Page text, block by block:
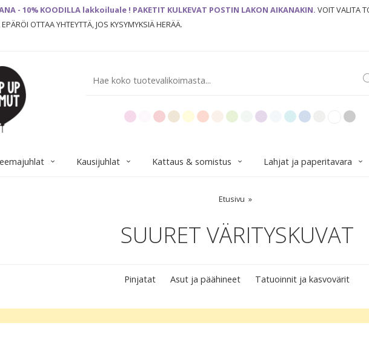
- 10% KOODILLA lakkoiluale ! PAKETIT KULKEVAT POSTIN LAKON AIKANAKIN. VOIT VALITA
OTTAA YHTEYTTÄ, JOS KYSYMYKSIÄ HERÄÄ.
Kausijuhlat Kattaus & somistus Lahjat ja paperitavara
Etusivu
SUURET VÄRITYSKUVAT
Pinjatat Asut ja päähineet Tatuoinnit ja kasvovärit